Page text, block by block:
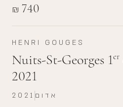
₪ 740
HENRI GOUGES
Nuits-St-Georges 1er
2021
2021 אדום